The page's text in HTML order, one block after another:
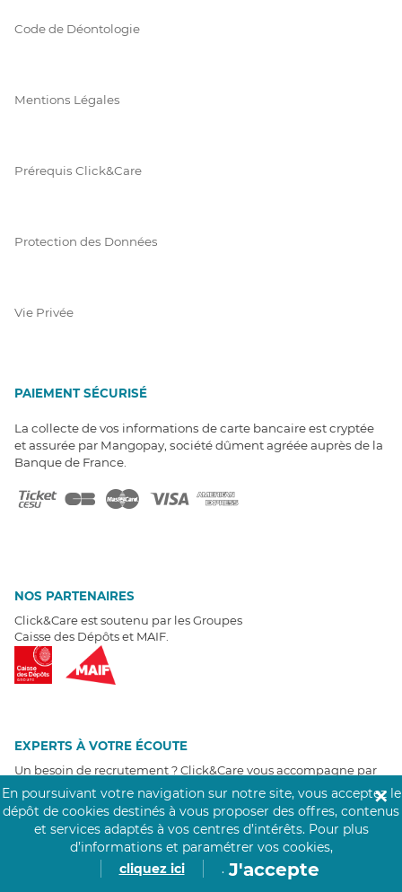
Code de Déontologie
Mentions Légales
Prérequis Click&Care
Protection des Données
Vie Privée
PAIEMENT SÉCURISÉ
La collecte de vos informations de carte bancaire est cryptée
et assurée par Mangopay, société dûment agréée auprès de la
Banque de France.
NOS PARTENAIRES
Click&Care est soutenu par les Groupes
Caisse des Dépôts et MAIF.
EXPERTS À VOTRE ÉCOUTE
Un besoin de recrutement ? Click&Care vous accompagne par
téléphone 7/7
Être rappelé aujourd'hui
MOIGNAGES CLIENTS
En poursuivant votre navigation sur notre site, vous acceptez le
dépôt de cookies destinés à vous proposer des offres, contenus
et services adaptés à vos centres d’intérêts. Pour plus
d’informations et paramétrer vos cookies,
cliquez ici
. J'accepte
✕